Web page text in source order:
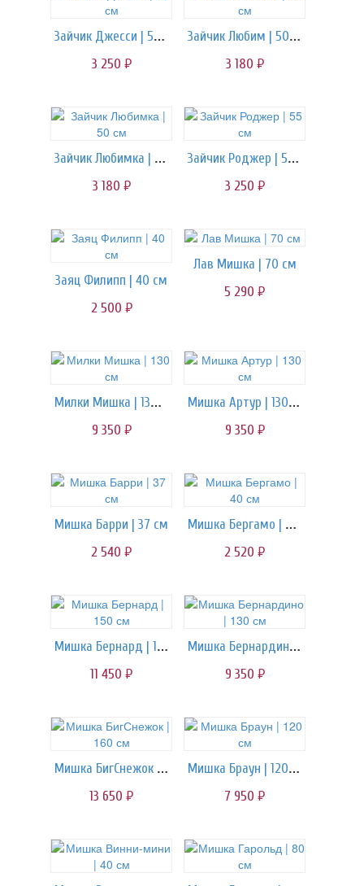
Зайчик Джесси | 55 см
3 250 руб.
Зайчик Любим | 50 см
3 180 руб.
Зайчик Любимка | 50 см
3 180 руб.
Зайчик Роджер | 55 см
3 250 руб.
Заяц Филипп | 40 см
2 500 руб.
Лав Мишка | 70 см
5 290 руб.
Милки Мишка | 130 см
9 350 руб.
Мишка Артур | 130 см
9 350 руб.
Мишка Барри | 37 см
2 540 руб.
Мишка Бергамо | 40 см
2 520 руб.
Мишка Бернард | 150 см
11 450 руб.
Мишка Бернардино | 130 см
9 350 руб.
Мишка БигСнежок | 160 см
13 650 руб.
Мишка Браун | 120 см
7 950 руб.